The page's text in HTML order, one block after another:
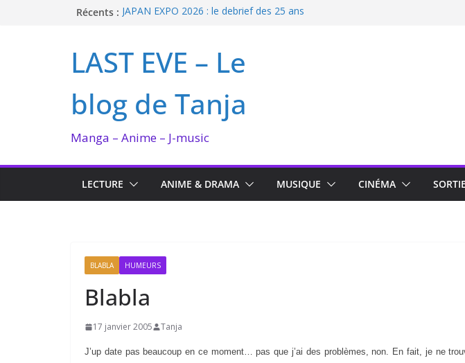
Récents : JAPAN EXPO 2026 : le debrief des 25 ans
I’m not in love de Zeniko Sumiya
Enomoto n’est pas un ange
LAST EVE – Le
blog de Tanja
Manga – Anime – J-music
LECTURE ANIME & DRAMA MUSIQUE CINÉMA
BLABLA HUMEURS
Blabla
17 janvier 2005 Tanja
J’up date pas beaucoup en ce moment… pas que j’ai des problèmes, non. En fait, je ne